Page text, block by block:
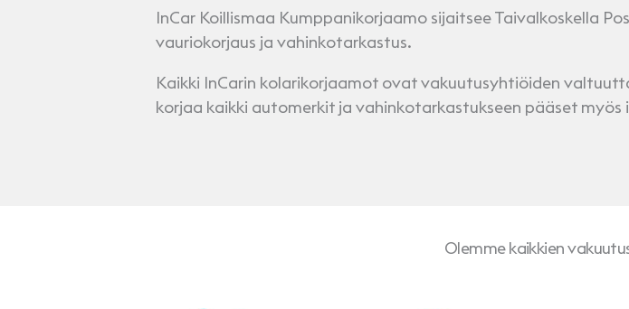
InCar Koillismaa Kumppanikorjaamo sijaitsee Taivalkoskella
vauriokorjaus ja vahinkotarkastus.
Kaikki InCarin kolarikorjaamot ovat vakuutusyhtiöiden
korjaa kaikki automerkit ja vahinkotarkastukseen pääset myös
Olemme kaikkien